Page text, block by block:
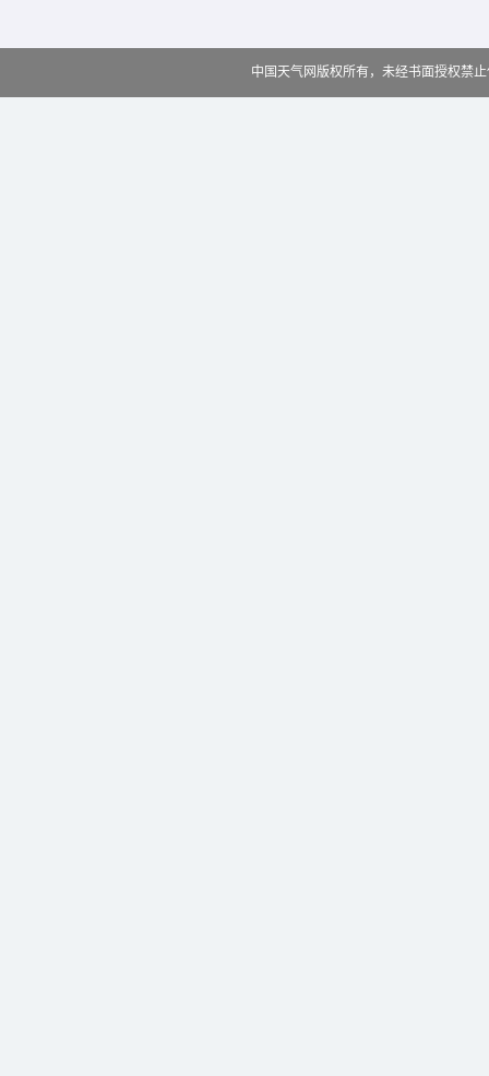
中国天气网版权所有，未经书面授权